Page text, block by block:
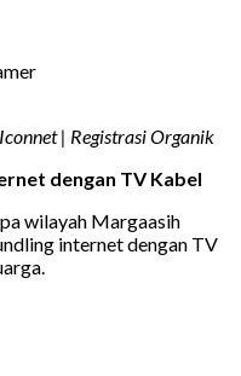
| Registrasi Organik
dengan TV Kabel
wilayah Margaasih
internet dengan TV